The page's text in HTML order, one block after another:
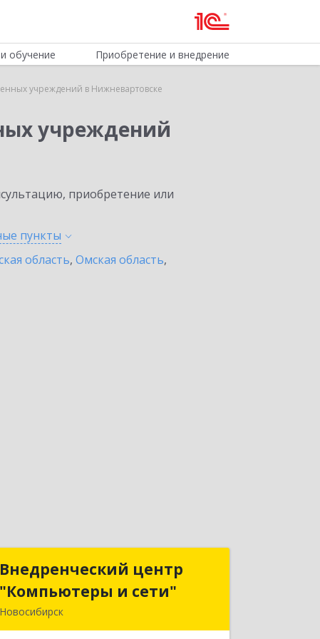
обучение Приобретение и внедрение
учреждений в Нижневартовске
учреждений
приобретение или
пункты
область, Омская область,
Внедренческий центр
"Компьютеры и сети"
Новосибирск
Внедренческий центр
"Компьютеры и сети"